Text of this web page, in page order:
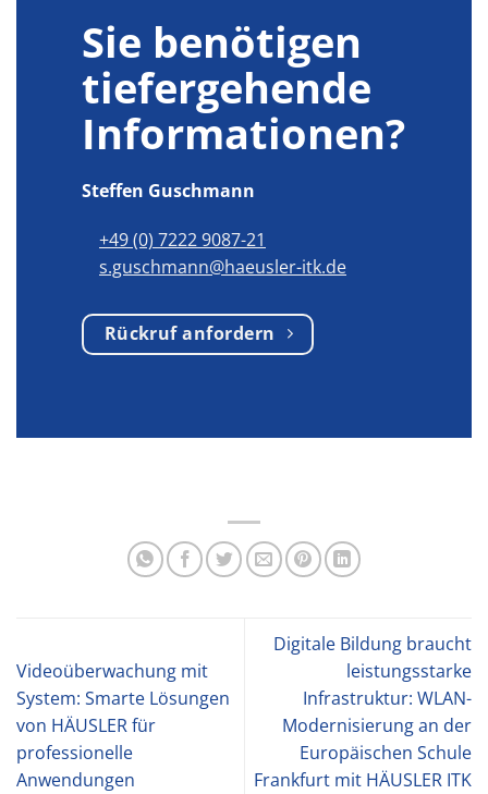
Sie benötigen
tiefergehende
Informationen?
Steffen Guschmann
+49 (0) 7222 9087-21
s.guschmann@haeusler-itk.de
Rückruf anfordern
Videoüberwachung mit
System: Smarte Lösungen
von HÄUSLER für
professionelle
Anwendungen
Digitale Bildung braucht
leistungsstarke
Infrastruktur: WLAN-
Modernisierung an der
Europäischen Schule
Frankfurt mit HÄUSLER ITK